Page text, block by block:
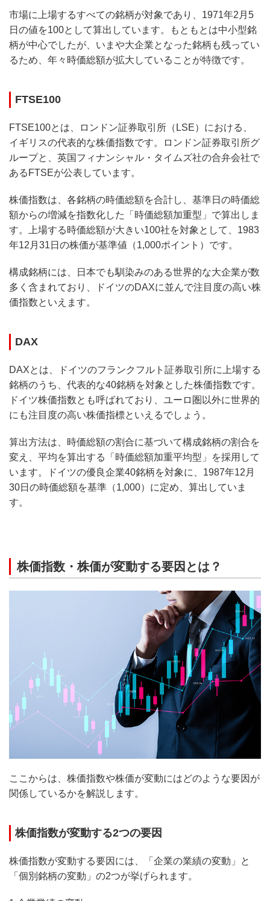
市場に上場するすべての銘柄が対象であり、1971年2月5
日の値を100として算出しています。もともとは中小型銘
柄が中心でしたが、いまや大企業となった銘柄も残ってい
るため、年々時価総額が拡大していることが特徴です。
FTSE100
FTSE100とは、ロンドン証券取引所（LSE）における、
イギリスの代表的な株価指数です。ロンドン証券取引所グ
ループと、英国フィナンシャル・タイムズ社の合弁会社で
あるFTSEが公表しています。
株価指数は、各銘柄の時価総額を合計し、基準日の時価総
額からの増減を指数化した「時価総額加重型」で算出しま
す。上場する時価総額が大きい100社を対象として、1983
年12月31日の株価が基準値（1,000ポイント）です。
構成銘柄には、日本でも馴染みのある世界的な大企業が数
多く含まれており、ドイツのDAXに並んで注目度の高い株
価指数といえます。
DAX
DAXとは、ドイツのフランクフルト証券取引所に上場する
銘柄のうち、代表的な40銘柄を対象とした株価指数です。
ドイツ株価指数とも呼ばれており、ユーロ圏以外に世界的
にも注目度の高い株価指標といえるでしょう。
算出方法は、時価総額の割合に基づいて構成銘柄の割合を
変え、平均を算出する「時価総額加重平均型」を採用して
います。ドイツの優良企業40銘柄を対象に、1987年12月
30日の時価総額を基準（1,000）に定め、算出していま
す。
株価指数・株価が変動する要因とは？
ここからは、株価指数や株価が変動にはどのような要因が
関係しているかを解説します。
株価指数が変動する2つの要因
株価指数が変動する要因には、「企業の業績の変動」と
「個別銘柄の変動」の2つが挙げられます。